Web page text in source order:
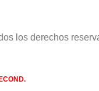
los derechos